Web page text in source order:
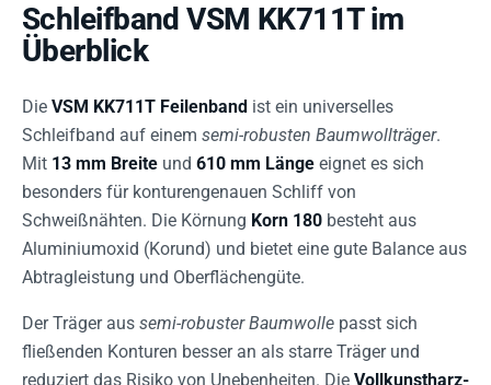
Schleifband VSM KK711T im
Überblick
Die VSM KK711T Feilenband ist ein universelles
Schleifband auf einem semi-robusten Baumwollträger.
Mit 13 mm Breite und 610 mm Länge eignet es sich
besonders für konturengenauen Schliff von
Schweißnähten. Die Körnung Korn 180 besteht aus
Aluminiumoxid (Korund) und bietet eine gute Balance aus
Abtragleistung und Oberflächengüte.
Der Träger aus semi-robuster Baumwolle passt sich
fließenden Konturen besser an als starre Träger und
reduziert das Risiko von Unebenheiten. Die Vollkunstharz-